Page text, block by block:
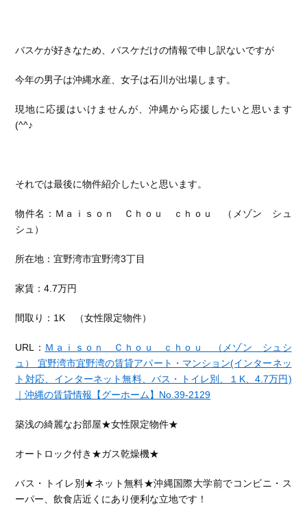
バスケが好きなため、バスケだけの情報で申し訳ないですが
今年の男子は沖縄水産、女子は石川が出場します。
現地に応援はいけませんが、沖縄から応援したいと思います
(^^♪
それでは最後に物件紹介したいと思います。
物件名：Ｍａｉｓｏｎ Ｃｈｏｕ ｃｈｏｕ （メゾン シュ
シュ）
所在地：宜野湾市宜野湾3丁目
家賃：4.7万円
間取り：1K （女性限定物件）
URL： Ｍａｉｓｏｎ Ｃｈｏｕ ｃｈｏｕ （メゾン シュシ
ュ） 宜野湾市宜野湾の賃貸アパート・マンション(インターネッ
ト対応、インターネット無料、バス・トイレ別、１K、4.7万円)
｜沖縄の賃貸情報【グーホーム】No.39-2129
築浅の綺麗なお部屋★女性限定物件★
オートロック付き★ガス乾燥機★
バス・トイレ別★ネット無料★沖縄国際大学前でコンビニ・ス
ーパー、飲食店近くにあり便利な立地です！